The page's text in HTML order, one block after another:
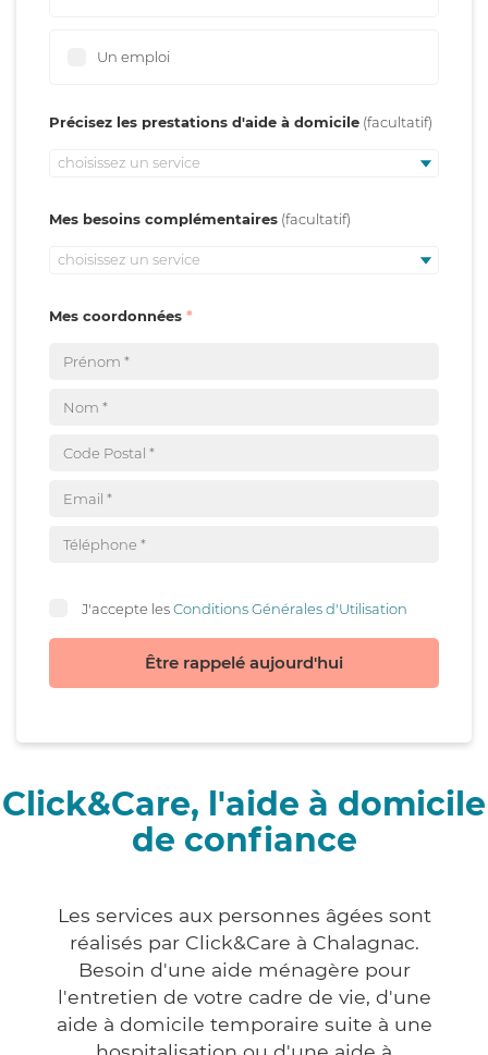
Un emploi
Précisez les prestations d'aide à domicile
choisissez un service
Mes besoins complémentaires
choisissez un service
Mes coordonnées
J'accepte lesConditions Générales d'Utilisation
Être rappelé aujourd'hui
Click&Care, l'aide à domicile
de confiance
Les services aux personnes âgées sont
réalisés par Click&Care à Chalagnac.
Besoin d'une aide ménagère pour
l'entretien de votre cadre de vie, d'une
aide à domicile temporaire suite à une